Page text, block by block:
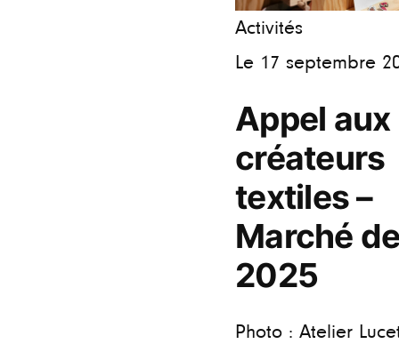
Activités
Le 17 septembre
Appel aux
créateurs
textiles –
Marché
2025
Photo : Atelier